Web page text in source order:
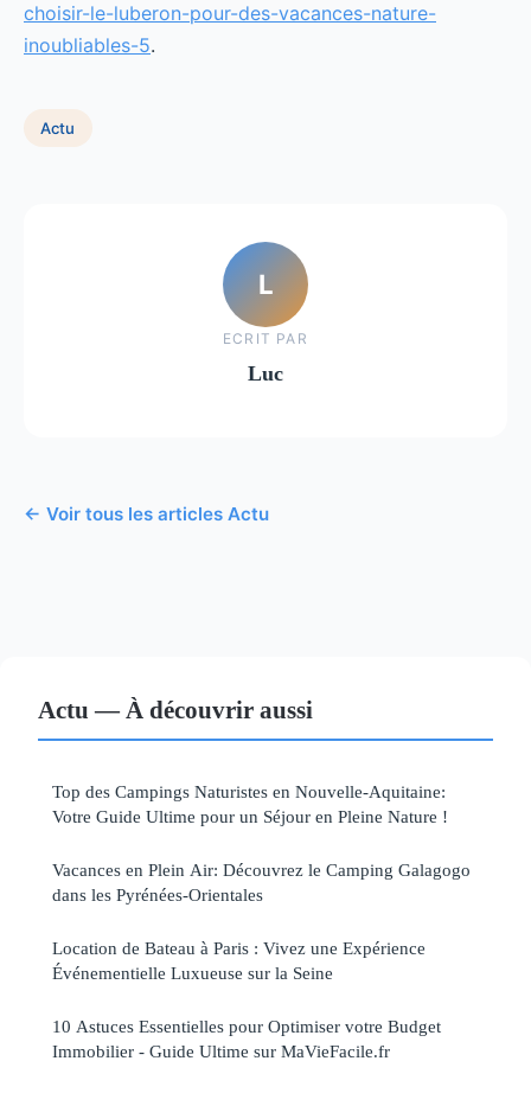
choisir-le-luberon-pour-des-vacances-nature-
inoubliables-5.
Actu
L
ECRIT PAR
Luc
← Voir tous les articles Actu
Actu — À découvrir aussi
Top des Campings Naturistes en Nouvelle-Aquitaine:
Votre Guide Ultime pour un Séjour en Pleine Nature !
Vacances en Plein Air: Découvrez le Camping Galagogo
dans les Pyrénées-Orientales
Location de Bateau à Paris : Vivez une Expérience
Événementielle Luxueuse sur la Seine
10 Astuces Essentielles pour Optimiser votre Budget
Immobilier - Guide Ultime sur MaVieFacile.fr